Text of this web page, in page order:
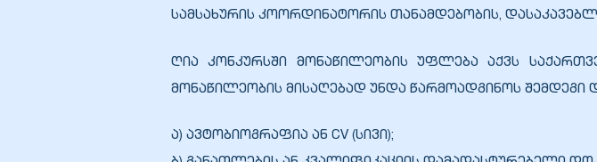
სამსახურის კოორდინატორის თანამდებობის,
ღია კონკურსში მონაწილეობის უფლება აქვს
მონაწილეობის მისაღებად უნდა წარმოადგინოს შემდეგი
ა) ავტობიოგრაფია ან CV (სივი);